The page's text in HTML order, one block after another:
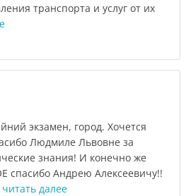
транспорта и услуг от их
экзамен, город. Хочется
Людмиле Львовне за
знания! И конечно же
спасибо Андрею Алексеевичу!!
читать далее